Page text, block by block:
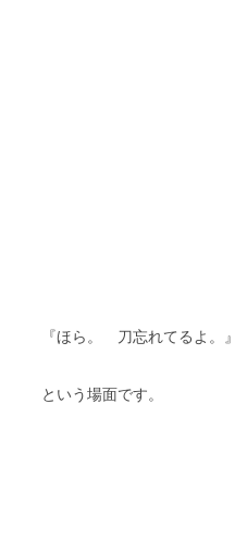
『ほら。 刀忘れてるよ。』
という場面です。